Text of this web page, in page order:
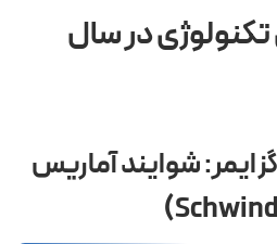
در سال
شوایند آماریس